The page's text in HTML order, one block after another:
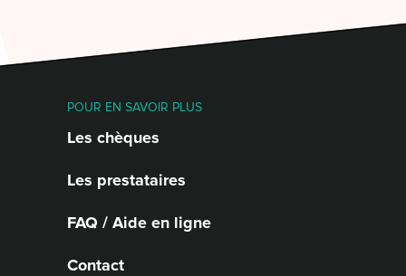
POUR EN SAVOIR PLUS
Les chèques
Les prestataires
FAQ / Aide en ligne
Contact